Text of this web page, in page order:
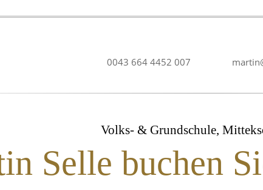
0043 664 4452 007
Volks- & Grundschule,
Selle buchen